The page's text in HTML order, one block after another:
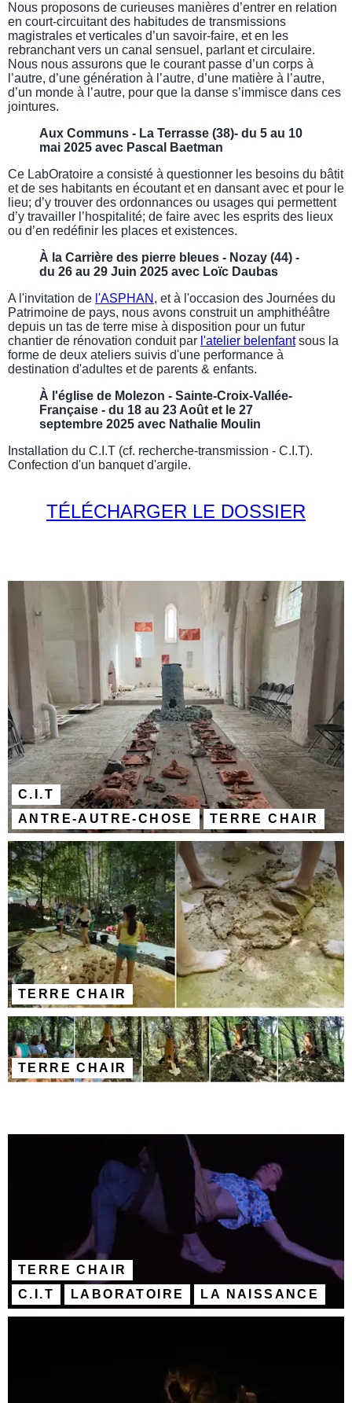
Nous proposons de curieuses manières d’entrer en relation
en court-circuitant des habitudes de transmissions
magistrales et verticales d’un savoir-faire, et en les
rebranchant vers un canal sensuel, parlant et circulaire.
Nous nous assurons que le courant passe d’un corps à
l’autre, d’une génération à l’autre, d’une matière à l’autre,
d’un monde à l’autre, pour que la danse s’immisce dans ces
jointures.
Aux Communs - La Terrasse (38)- du 5 au 10
mai 2025 avec Pascal Baetman
Ce LabOratoire a consisté à questionner les besoins du bâtit
et de ses habitants en écoutant et en dansant avec et pour le
lieu; d’y trouver des ordonnances ou usages qui permettent
d’y travailler l’hospitalité; de faire avec les esprits des lieux
ou d’en redéfinir les places et existences.
À la Carrière des pierre bleues - Nozay (44) -
du 26 au 29 Juin 2025 avec Loïc Daubas
A l'invitation de l'ASPHAN , et à l'occasion des Journées du
Patrimoine de pays, nous avons construit un amphithéâtre
depuis un tas de terre mise à disposition pour un futur
chantier de rénovation conduit par l'atelier belenfantsous la
forme de deux ateliers suivis d'une performance à
destination d'adultes et de parents & enfants.
À l'église de Molezon - Sainte-Croix-Vallée-
Française - du 18 au 23 Août et le 27
septembre 2025 avec Nathalie Moulin
Installation du C.I.T (cf. recherche-transmission - C.I.T).
Confection d'un banquet d'argile.
TÉLÉCHARGER LE DOSSIER
TERRE CHAIR
ANTRE-AUTRE-CHOSE
C.I.T
TERRE CHAIR
TERRE CHAIR
LA NAISSANCE
LABORATOIRE
C.I.T
TERRE CHAIR